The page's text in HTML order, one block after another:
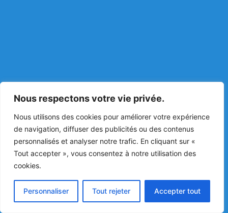
Nous respectons votre vie privée.
Nous utilisons des cookies pour améliorer votre expérience
de navigation, diffuser des publicités ou des contenus
personnalisés et analyser notre trafic. En cliquant sur «
Tout accepter », vous consentez à notre utilisation des
cookies.
Personnaliser Tout rejeter Accepter tout